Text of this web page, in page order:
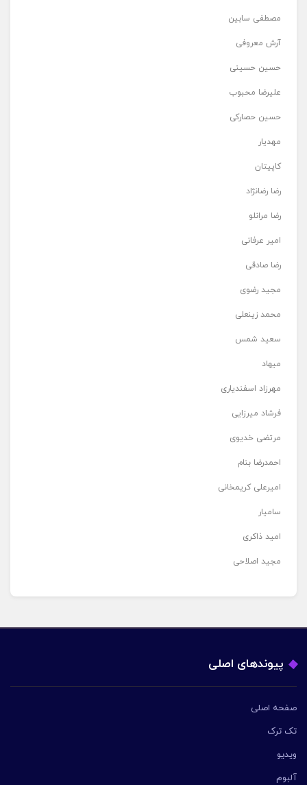
مصطفی سابین
آرش معروفی
حسین حسینی
علیرضا محبوب
حسین حصارکی
مهدیار
کاپیتان
رضا رضانژاد
رضا مرانلو
امیر عرفانی
رضا صادقی
مجید رضوی
محمد زینعلی
سعید شمس
میهاد
مهرزاد اسفندیاری
فرشاد میرزایی
مرتضی خدیوی
احمدرضا بنام
امیرعلی کریمخانی
سامیار
امید ذاکری
مجید اصلاحی
پیوندهای اصلی
صفحه اصلی
تک ترک
ویدیو
آلبوم